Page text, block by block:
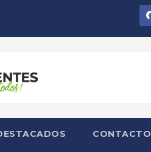
CONTACTO